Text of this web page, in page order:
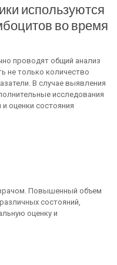
используются
во время
проводят общий анализ
не только количество
В случае выявления
исследования
оценки состояния
Повышенный объем
состояний,
оценку и